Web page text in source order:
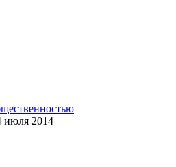
июля 2014